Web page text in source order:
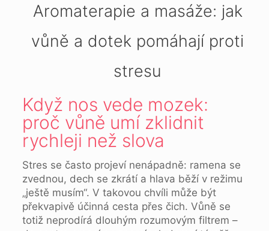
Aromaterapie a masáže: jak
vůně a dotek pomáhají proti
stresu
Když nos vede mozek:
proč vůně umí zklidnit
rychleji než slova
Stres se často projeví nenápadně: ramena se
zvednou, dech se zkrátí a hlava běží v režimu
„ještě musím“. V takovou chvíli může být
překvapivě účinná cesta přes čich. Vůně se
totiž neprodírá dlouhým rozumovým filtrem –